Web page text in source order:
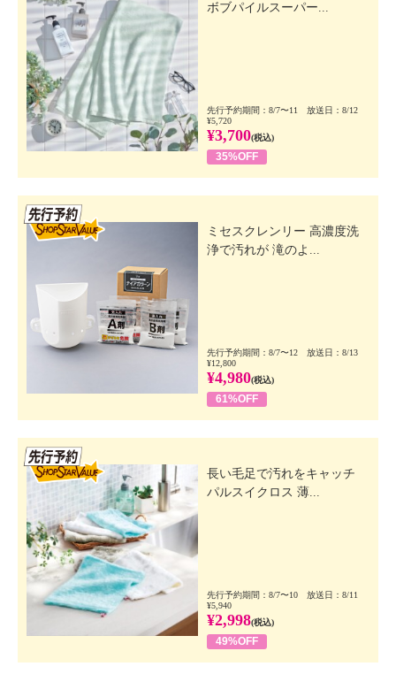
ボブパイルスーパー...
先行予約期間：8/7〜11 放送日：8/12
¥5,720
¥3,700(税込)
35%OFF
ミセスクレンリー 高濃度洗
浄で汚れが 滝のよ...
先行予約期間：8/7〜12 放送日：8/13
¥12,800
¥4,980(税込)
61%OFF
長い毛足で汚れをキャッチ
パルスイクロス 薄...
先行予約期間：8/7〜10 放送日：8/11
¥5,940
¥2,998(税込)
49%OFF